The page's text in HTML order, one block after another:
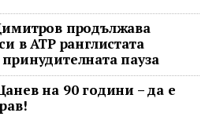
продължава
в ATP ранглистата
пауза
на 90 години – да е